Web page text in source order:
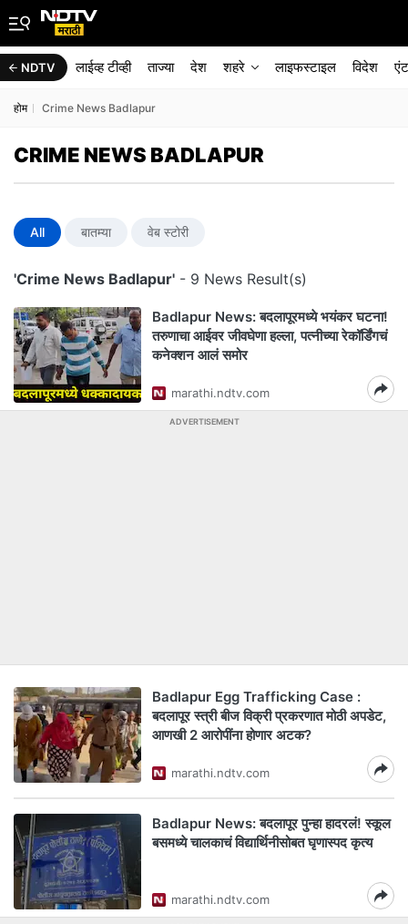
NDTV लाईव्ह टीव्ही ताज्या देश शहरे लाइफस्टाइल विदेश
होम Crime News Badlapur
CRIME NEWS BADLAPUR
All बातम्या वेब स्टोरी
'Crime News Badlapur' - 9 News Result(s)
Badlapur News: बदलापूरमध्ये भयंकर घटना!
तरुणाचा आईवर जीवघेणा हल्ला, पत्नीच्या रेकॉर्डिंगचं
कनेक्शन आलं समोर
marathi.ndtv.com
ADVERTISEMENT
Badlapur Egg Trafficking Case :
बदलापूर स्त्री बीज विक्री प्रकरणात मोठी अपडेट,
आणखी 2 आरोपींना होणार अटक?
marathi.ndtv.com
Badlapur News: बदलापूर पुन्हा हादरलं! स्कूल
बसमध्ये चालकाचं विद्यार्थिनीसोबत घृणास्पद कृत्य
marathi.ndtv.com